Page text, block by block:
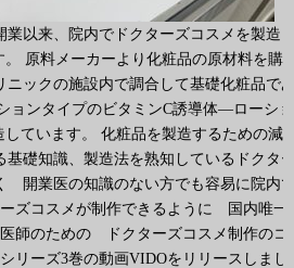
業以来、院内でドクターズコスメを製造
。 原料メーカーより化粧品の原材料を購
ニックの施設内で調合して基礎化粧品で
ョンタイプのビタミンC誘導体―ローショ
しています。 化粧品を製造するための減
基礎知識、製造法を熟知しているドクタ
開業医の知識のない方でも容易に院内
ーズコスメが制作できるように 国内唯一
師のための ドクターズコスメ制作のコ
リーズ3巻の動画VIDOをリリースしまし